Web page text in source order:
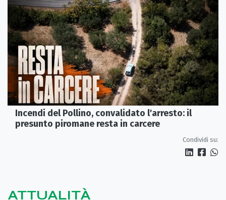
Incendi del Pollino, convalidato l'arresto: il
presunto piromane resta in carcere
Condividi su:
ATTUALITÀ